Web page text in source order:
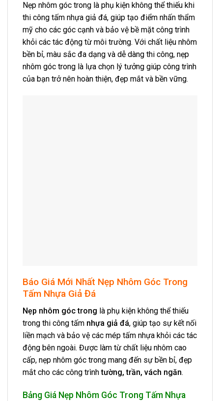
Nẹp nhôm góc trong là phụ kiện không thể thiếu khi
thi công tấm nhựa giả đá, giúp tạo điểm nhấn thẩm
mỹ cho các góc cạnh và bảo vệ bề mặt công trình
khỏi các tác động từ môi trường. Với chất liệu nhôm
bền bỉ, màu sắc đa dạng và dễ dàng thi công, nẹp
nhôm góc trong là lựa chọn lý tưởng giúp công trình
của bạn trở nên hoàn thiện, đẹp mắt và bền vững.
Báo Giá Mới Nhất Nẹp Nhôm Góc Trong
Tấm Nhựa Giả Đá
Nẹp nhôm góc trong là phụ kiện không thể thiếu
trong thi công tấm nhựa giả đá, giúp tạo sự kết nối
liền mạch và bảo vệ các mép tấm nhựa khỏi các tác
động bên ngoài. Được làm từ chất liệu nhôm cao
cấp, nẹp nhôm góc trong mang đến sự bền bỉ, đẹp
mắt cho các công trìnhtường, trần, vách ngăn.
Bảng Giá Nẹp Nhôm Góc Trong Tấm Nhựa